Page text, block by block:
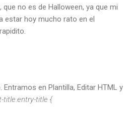
que no es de Halloween, ya que mi
estar hoy mucho rato en el
en Plantilla, Editar HTML y
title.entry-title {